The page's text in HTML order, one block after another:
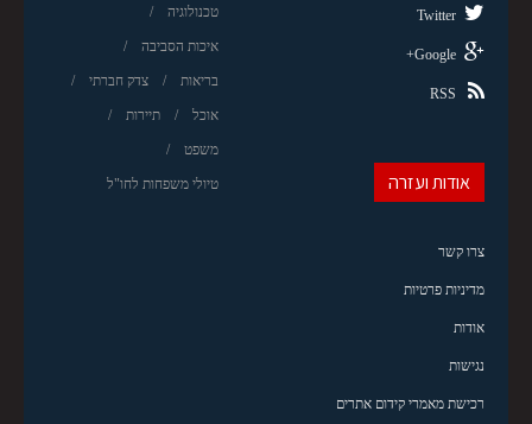
טכנולוגיה
איכות הסביבה
בריאות צדק חברתי
אוכל תיירות
משפט
טיולי משפחות לחו"ל
Twitter
Google+
RSS
אודות ועזרה
צרו קשר
מדיניות פרטיות
אודות
נגישות
רכישת מאמרי קידום אתרים